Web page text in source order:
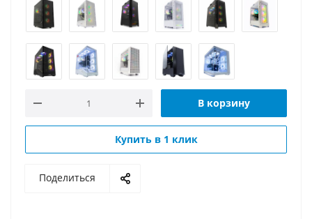
В корзину
Купить в 1 клик
Поделиться